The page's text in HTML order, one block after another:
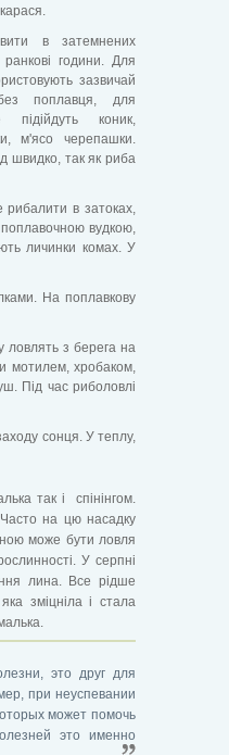
в затемнених
години. Для
зазвичай
поплавця, для
підійдуть коник,
м'ясо черепашки.
швидко, так як риба
рибалити в затоках,
поплавочною вудкою,
личинки комах. У
На поплавкову
ловлять з берега на
мотилем, хробаком,
Під час риболовлі
сонця. У теплу,
так і спінінгом.
на цю насадку
може бути ловля
У серпні
лина. Все рідше
зміцніла і стала
это друг для
при неуспевании
может помочь
это именно